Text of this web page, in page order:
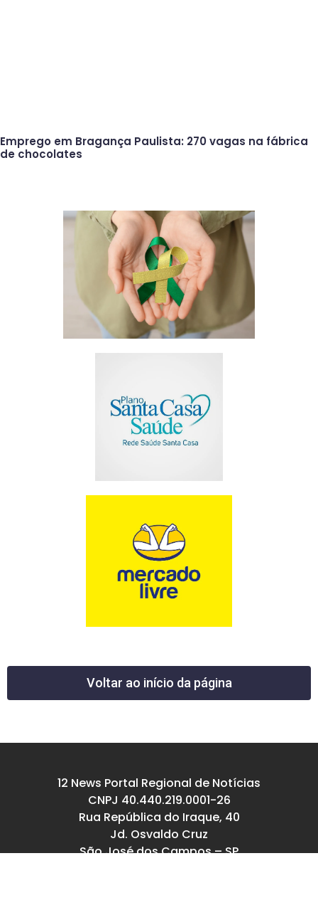
Emprego em Bragança Paulista: 270 vagas na fábrica
de chocolates
Voltar ao início da página
12 News Portal Regional de Notícias
CNPJ 40.440.219.0001-26
Rua República do Iraque, 40
Jd. Osvaldo Cruz
São José dos Campos – SP